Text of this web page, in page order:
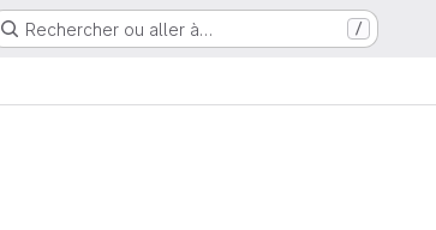
Rechercher ou aller à… /